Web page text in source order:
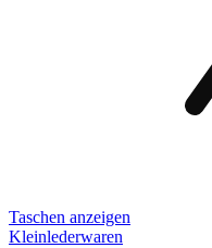
Taschen anzeigen
Kleinlederwaren